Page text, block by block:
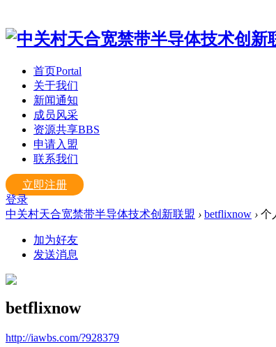
首页Portal
关于我们
新闻通知
成员风采
资源共享BBS
申请入盟
联系我们
立即注册
登录
中关村天合宽禁带半导体技术创新联盟 › betflixnow › 个
加为好友
发送消息
betflixnow
http://iawbs.com/?928379